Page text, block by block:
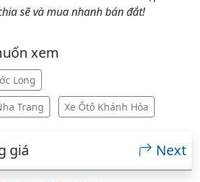
sẽ và mua nhanh bán đắt!
xem
Long
Trang Xe Ôtô Khánh Hòa
giá Next